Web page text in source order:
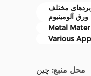
آلومینیوم,کاربردهای مختلف
Metal
Various
محل منبع: چین